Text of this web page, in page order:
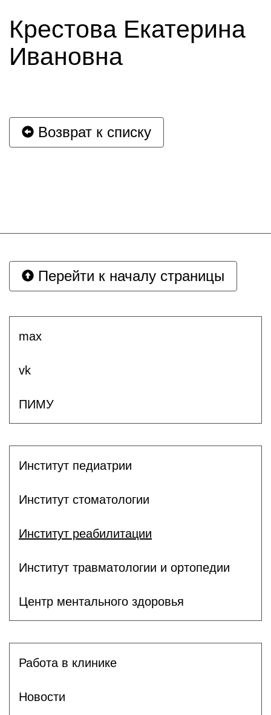
Крестова Екатерина
Ивановна
Возврат к списку
Перейти к началу страницы
max
vk
ПИМУ
Институт педиатрии
Институт стоматологии
Институт реабилитации
Институт травматологии и ортопедии
Центр ментального здоровья
Работа в клинике
Новости